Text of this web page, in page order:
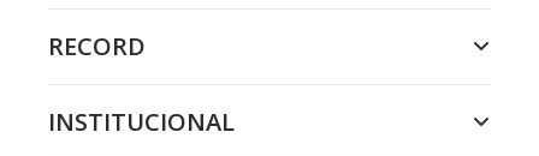
RECORD
INSTITUCIONAL